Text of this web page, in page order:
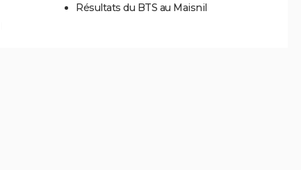
Résultats du BTS au Maisnil